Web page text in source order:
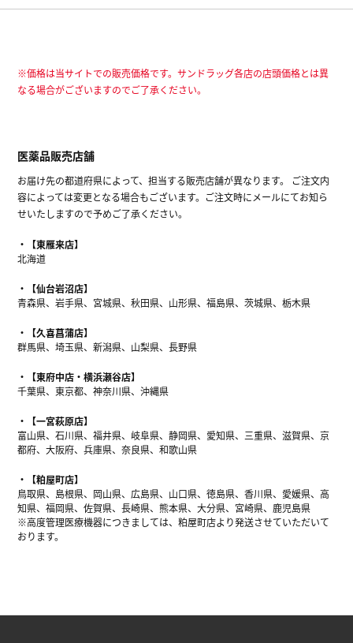
※価格は当サイトでの販売価格です。サンドラッグ各店の店頭価格とは異
なる場合がございますのでご了承ください。
医薬品販売店舗
お届け先の都道府県によって、担当する販売店舗が異なります。 ご注文内
容によっては変更となる場合もございます。ご注文時にメールにてお知ら
せいたしますので予めご了承ください。
【東雁来店】
北海道
【仙台岩沼店】
青森県、岩手県、宮城県、秋田県、山形県、福島県、茨城県、栃木県
【久喜菖蒲店】
群馬県、埼玉県、新潟県、山梨県、長野県
【東府中店・横浜瀬谷店】
千葉県、東京都、神奈川県、沖縄県
【一宮萩原店】
富山県、石川県、福井県、岐阜県、静岡県、愛知県、三重県、滋賀県、京
都府、大阪府、兵庫県、奈良県、和歌山県
【粕屋町店】
鳥取県、島根県、岡山県、広島県、山口県、徳島県、香川県、愛媛県、高
知県、福岡県、佐賀県、長崎県、熊本県、大分県、宮崎県、鹿児島県
※高度管理医療機器につきましては、粕屋町店より発送させていただいて
おります。